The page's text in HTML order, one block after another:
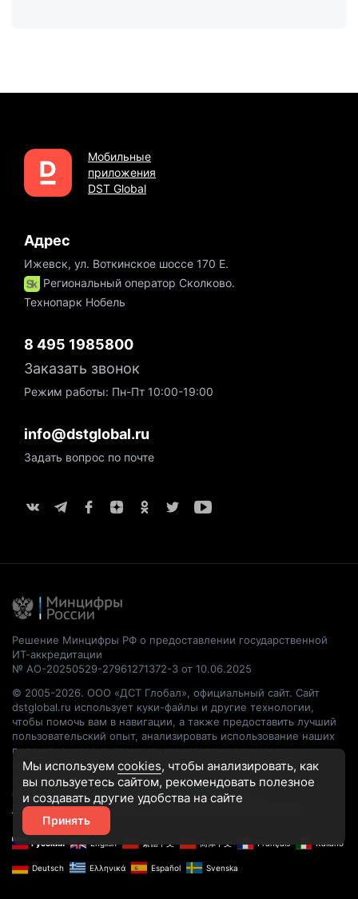
Мобильные
приложения
DST Global
Адрес
Ижевск, ул. Воткинское шоссе 170 Е.
Региональный оператор Сколково.
Технопарк Нобель
8 495 1985800
Заказать звонок
Режим работы: Пн-Пт 10:00-19:00
info@dstglobal.ru
Задать вопрос по почте
Решение Минцифры РФ о предоставлении государственной
ИТ-аккредитации
№ АО-20250529-27961271372-3 от 10.06.2025
© 2005-2026. ООО «ДСТ Глобал», официальный сайт. Сайт
dstglobal.ru использует куки-файлы и другие технологии,
чтобы помочь вам в навигации, а также предоставить лучший
пользовательский опыт, анализировать использование наших
продуктов и услуг, повысить качество рекламных и
маркетинговых активностей. Если Вы не хотите, чтобы Ваши
пользовательские данные обрабатывались, пожалуйста,
ограничьте их использование в своём браузере.
Пользовательское соглашение
Русский English 繁體中文 简体中文 Français Italiano
Deutsch Ελληνικά Español Svenska
Мы используем cookies, чтобы анализировать, как
вы пользуетесь сайтом, рекомендовать полезное
и создавать другие удобства на сайте
Принять